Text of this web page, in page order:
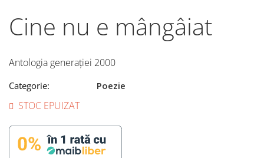
Cine nu e mângâiat
Antologia generației 2000
Categorie: Poezie
STOC EPUIZAT